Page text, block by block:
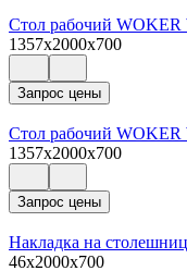
Стол рабочий
1357x2000x700
Запрос цены
Стол рабочий
1357x2000x700
Запрос цены
Накладка на
46x2000x700